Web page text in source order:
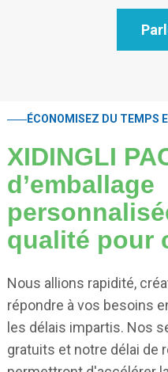
ÉCONOMISEZ DU TEMPS
XIDINGLI
d’emballage
qualité pour
Nous allions rapidité,
répondre à vos besoins
les délais impartis. Nos
gratuits et notre délai de